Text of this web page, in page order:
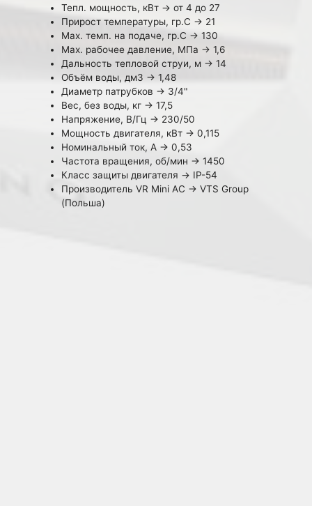
Тепл. мощность, кВт → от 4 до 27
Прирост температуры, гр.C → 21
Max. темп. на подаче, гр.C → 130
Max. рабочее давление, MПa → 1,6
Дальность тепловой струи, м → 14
Объём воды, дм3 → 1,48
Диаметр патрубков → 3/4"
Вес, без воды, кг → 17,5
Напряжение, В/Гц → 230/50
Мощность двигателя, кВт → 0,115
Номинальный ток, A → 0,53
Частота вращения, об/мин → 1450
Класс защиты двигателя → IP-54
Производитель VR Mini AC → VTS Group
(Польша)